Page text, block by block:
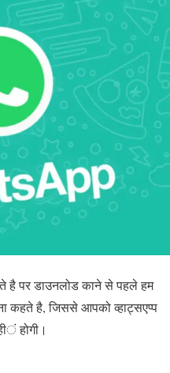
है पर डाउनलोड काने से पहले हम
कहते है, जिससे आपको व्हाट्सएप्प
होगी।